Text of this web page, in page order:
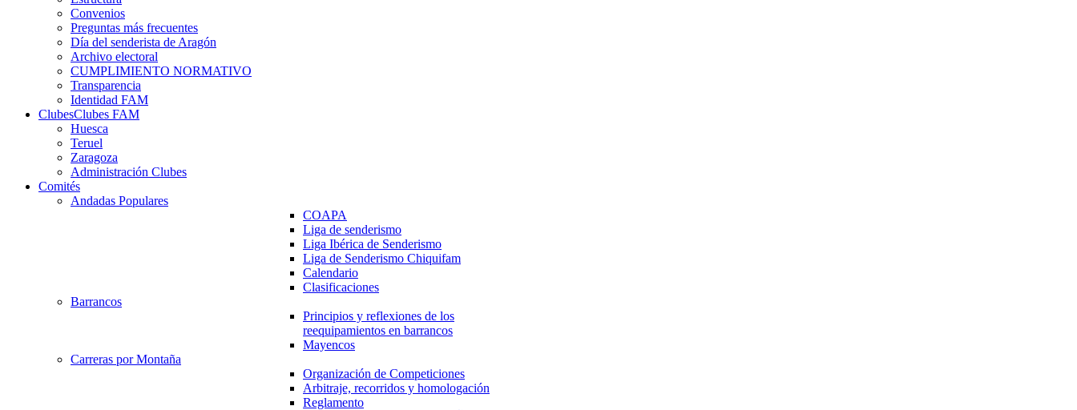
Convenios
Preguntas más frecuentes
Día del senderista de Aragón
Archivo electoral
CUMPLIMIENTO NORMATIVO
Transparencia
Identidad FAM
ClubesClubes FAM
Huesca
Teruel
Zaragoza
Administración Clubes
Comités
Andadas Populares
COAPA
Liga de senderismo
Liga Ibérica de Senderismo
Liga de Senderismo Chiquifam
Calendario
Clasificaciones
Barrancos
Principios y reflexiones de los
reequipamientos en barrancos
Mayencos
Carreras por Montaña
Organización de Competiciones
Arbitraje, recorridos y homologación
Reglamento